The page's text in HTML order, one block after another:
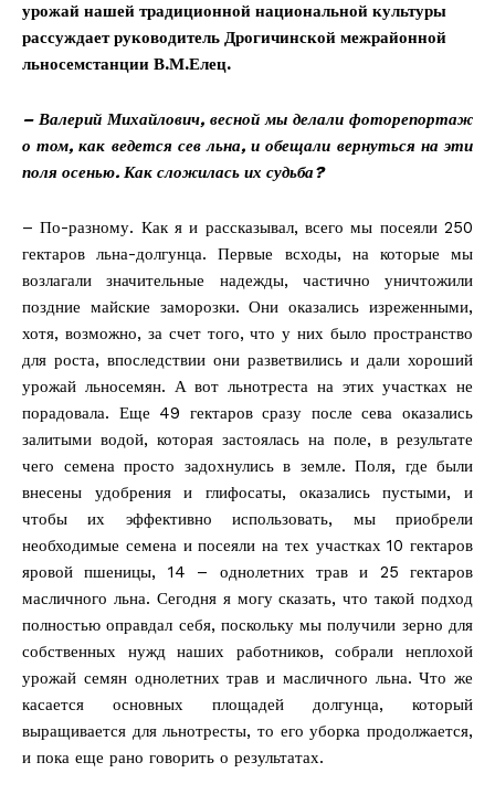
урожай нашей традиционной национальной культуры
рассуждает руководитель Дрогичинской межрайонной
льносемстанции В.М.Елец.
– Валерий Михайлович, весной мы делали фоторепортаж
о том, как ведется сев льна, и обещали вернуться на эти
поля осенью. Как сложилась их судьба?
– По-разному. Как я и рассказывал, всего мы посеяли 250
гектаров льна-долгунца. Первые всходы, на которые мы
возлагали значительные надежды, частично уничтожили
поздние майские заморозки. Они оказались изреженными,
хотя, возможно, за счет того, что у них было пространство
для роста, впоследствии они разветвились и дали хороший
урожай льносемян. А вот льнотреста на этих участках не
порадовала. Еще 49 гектаров сразу после сева оказались
залитыми водой, которая застоялась на поле, в результате
чего семена просто задохнулись в земле. Поля, где были
внесены удобрения и глифосаты, оказались пустыми, и
чтобы их эффективно использовать, мы приобрели
необходимые семена и посеяли на тех участках 10 гектаров
яровой пшеницы, 14 – однолетних трав и 25 гектаров
масличного льна. Сегодня я могу сказать, что такой подход
полностью оправдал себя, поскольку мы получили зерно для
собственных нужд наших работников, собрали неплохой
урожай семян однолетних трав и масличного льна. Что же
касается основных площадей долгунца, который
выращивается для льнотресты, то его уборка продолжается,
и пока еще рано говорить о результатах.